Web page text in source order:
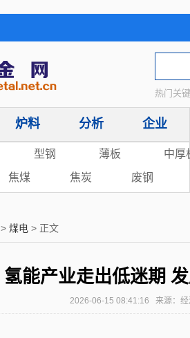
热门关
炉料 分析 企业
型钢 薄板
中厚
焦煤 焦炭 废钢
> 煤电 > 正文
氢能产业走出低迷期
2026-06-15 08:41:16 来源：